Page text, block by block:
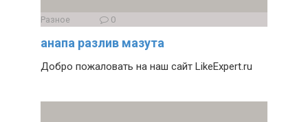
Разное 0
анапа разлив мазута
Добро пожаловать на наш сайт LikeExpert.ru